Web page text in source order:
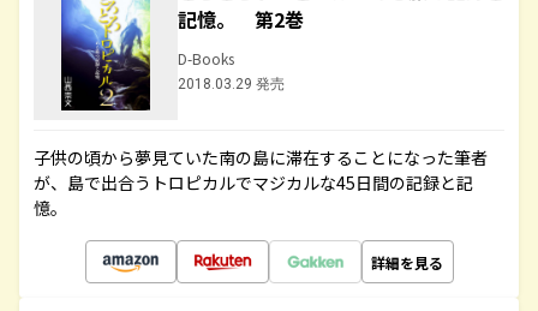
記憶。 第2巻
D-Books
2018.03.29 発売
子供の頃から夢見ていた南の島に滞在することになった筆者
が、島で出合うトロピカルでマジカルな45日間の記録と記
憶。
詳細を見る